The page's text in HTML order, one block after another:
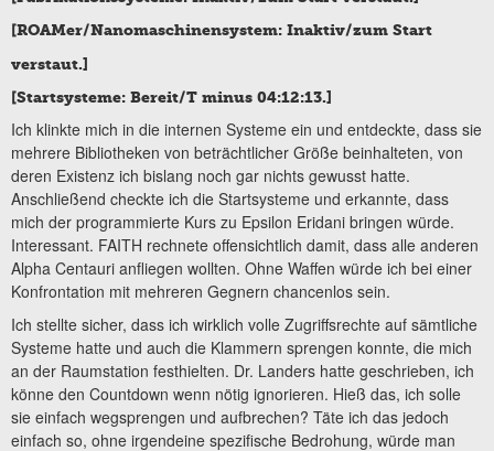
[ROAMer/Nanomaschinensystem: Inaktiv/zum Start
verstaut.]
[Startsysteme: Bereit/T minus 04:12:13.]
Ich klinkte mich in die internen Systeme ein und entdeckte, dass sie
mehrere Bibliotheken von beträchtlicher Größe beinhalteten, von
deren Existenz ich bislang noch gar nichts gewusst hatte.
Anschließend checkte ich die Startsysteme und erkannte, dass
mich der programmierte Kurs zu Epsilon Eridani bringen würde.
Interessant. FAITH rechnete offensichtlich damit, dass alle anderen
Alpha Centauri anfliegen wollten. Ohne Waffen würde ich bei einer
Konfrontation mit mehreren Gegnern chancenlos sein.
Ich stellte sicher, dass ich wirklich volle Zugriffsrechte auf sämtliche
Systeme hatte und auch die Klammern sprengen konnte, die mich
an der Raumstation festhielten. Dr. Landers hatte geschrieben, ich
könne den Countdown wenn nötig ignorieren. Hieß das, ich solle
sie einfach wegsprengen und aufbrechen? Täte ich das jedoch
einfach so, ohne irgendeine spezifische Bedrohung, würde man